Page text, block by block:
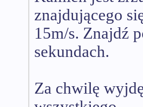
znajdującego
15m/s. Znajdź
sekundach.
Za chwilę